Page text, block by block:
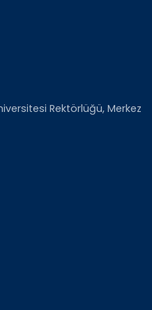
Rektörlüğü, Merkez